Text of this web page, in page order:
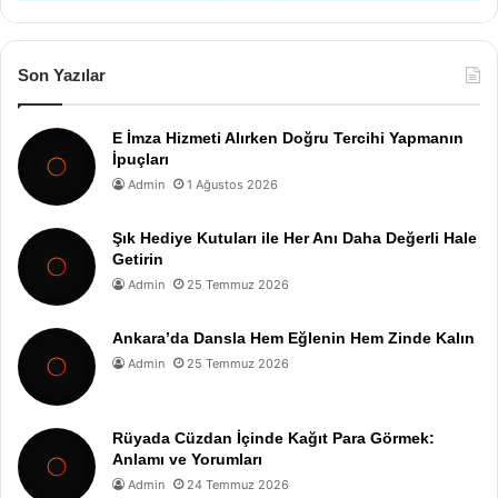
Son Yazılar
E İmza Hizmeti Alırken Doğru Tercihi Yapmanın
İpuçları
Admin 1 Ağustos 2026
Şık Hediye Kutuları ile Her Anı Daha Değerli Hale
Getirin
Admin 25 Temmuz 2026
Ankara’da Dansla Hem Eğlenin Hem Zinde Kalın
Admin 25 Temmuz 2026
Rüyada Cüzdan İçinde Kağıt Para Görmek:
Anlamı ve Yorumları
Admin 24 Temmuz 2026